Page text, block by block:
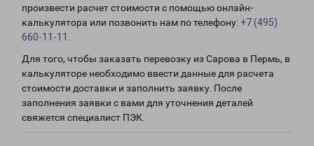
произвести расчет стоимости с помощью онлайн-
калькулятора или позвонить нам по телефону: +7 (495)
660-11-11
Для того, чтобы заказать перевозку из Сарова в Пермь, в
калькуляторе необходимо ввести данные для расчета
стоимости доставки и заполнить заявку. После
заполнения заявки с вами для уточнения деталей
свяжется специалист ПЭК.